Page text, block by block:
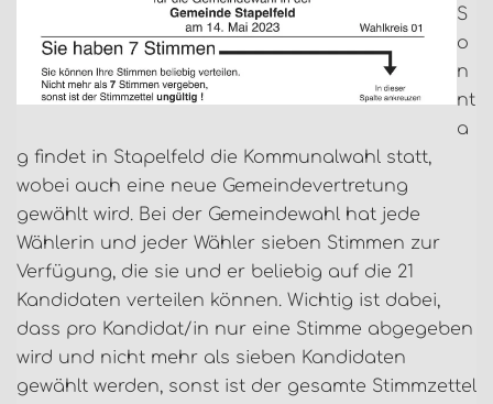
S
o
n
nt
a
g findet in Stapelfeld die Kommunalwahl statt,
wobei auch eine neue Gemeindevertretung
gewählt wird. Bei der Gemeindewahl hat jede
Wählerin und jeder Wähler sieben Stimmen zur
Verfügung, die sie und er beliebig auf die 21
Kandidaten verteilen können. Wichtig ist dabei,
dass pro Kandidat/in nur eine Stimme abgegeben
wird und nicht mehr als sieben Kandidaten
gewählt werden, sonst ist der gesamte Stimmzettel